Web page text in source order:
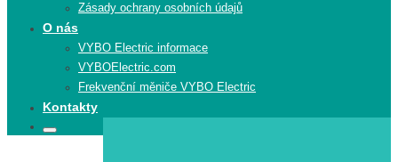
Zásady ochrany osobních údajů
O nás
VYBO Electric informace
VYBOElectric.com
Frekvenční měniče VYBO Electric
Kontakty
Search
Search